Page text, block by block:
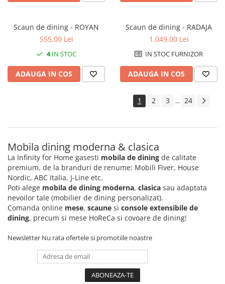
Scaun de dining - ROYAN
555,00 Lei
4IN STOC
ADAUGA IN COS
Scaun de dining - RADAJA
1.049,00 Lei
IN STOC FURNIZOR
ADAUGA IN COS
1 2 3 ... 24
Mobila dining moderna & clasica
La Infinity for Home gasesti mobila de dining de calitate
premium, de la branduri de renume: Mobili Fiver, House
Nordic, ABC Italia, J-Line etc.
Poti alege mobila de dining moderna, clasica sau adaptata
nevoilor tale (mobilier de dining personalizat).
Comanda online mese, scaune si console extensibile de
dining, precum si mese HoReCa si covoare de dining!
Newsletter Nu rata ofertele si promotiile noastre